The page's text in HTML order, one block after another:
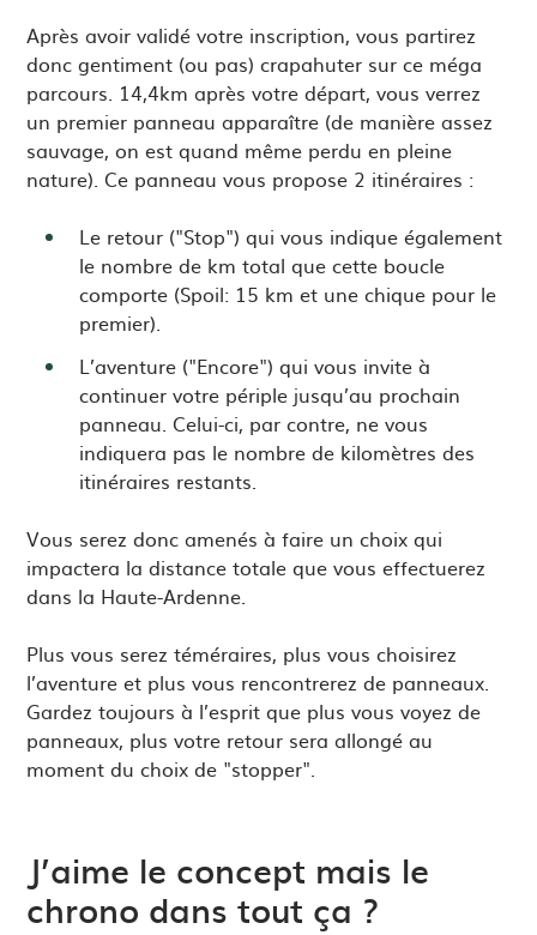
Après avoir validé votre inscription, vous partirez
donc gentiment (ou pas) crapahuter sur ce méga
parcours. 14,4km après votre départ, vous verrez
un premier panneau apparaître (de manière assez
sauvage, on est quand même perdu en pleine
nature). Ce panneau vous propose 2 itinéraires :
Le retour ("Stop") qui vous indique également
le nombre de km total que cette boucle
comporte (Spoil: 15 km et une chique pour le
premier).
L’aventure ("Encore") qui vous invite à
continuer votre périple jusqu’au prochain
panneau. Celui-ci, par contre, ne vous
indiquera pas le nombre de kilomètres des
itinéraires restants.
Vous serez donc amenés à faire un choix qui
impactera la distance totale que vous effectuerez
dans la Haute-Ardenne.
Plus vous serez téméraires, plus vous choisirez
l’aventure et plus vous rencontrerez de panneaux.
Gardez toujours à l’esprit que plus vous voyez de
panneaux, plus votre retour sera allongé au
moment du choix de "stopper".
J’aime le concept mais le
chrono dans tout ça ?